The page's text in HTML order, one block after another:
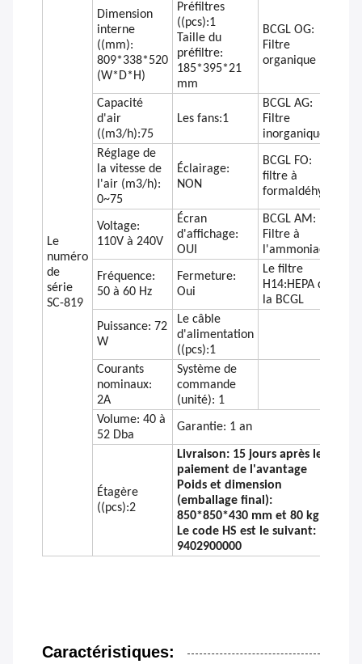
Le
numéro
de
série
SC-819
Dimension
interne
((mm):
809*338*520
(W*D*H)
Préfiltres
((pcs):1
Taille du
préfiltre:
185*395*21
mm
BCGL OG:
Filtre
organique
Capacité
d'air
((m3/h):75
Les fans:1
BCGL AG:
Filtre
inorganique
Réglage de
la vitesse de
l'air (m3/h):
0~75
Éclairage:
NON
BCGL FO:
filtre à
formaldéhyde
Voltage:
110V à 240V
Écran
d'affichage:
OUI
BCGL AM:
Filtre à
l'ammoniac
Fréquence:
50 à 60 Hz
Fermeture:
Oui
Le filtre
H14:HEPA de
la BCGL
Puissance: 72
W
Le câble
d'alimentation
((pcs):1
Courants
nominaux:
2A
Système de
commande
(unité): 1
Volume: 40 à
52 Dba
Garantie: 1 an
Étagère
((pcs):2
Livraison: 15 jours après le
paiement de l'avantage
Poids et dimension
(emballage final):
850*850*430 mm et 80 kg
Le code HS est le suivant:
9402900000
Caractéristiques: